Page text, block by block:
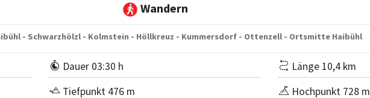
Wandern
- Schwarzhölzl - Kolmstein - Höllkreuz - Kummersdorf - Ottenzell - Ortsmitte Haibühl
Dauer 03:30 h
Länge 10,4 km
Tiefpunkt 476 m
Hochpunkt 728 m